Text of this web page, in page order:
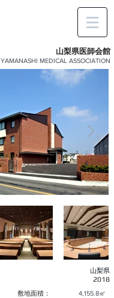
​山梨県医師会館
YAMANASHI MEDICAL ASSOCIATION
山梨県
2018
敷地面積： 4,155.8㎡